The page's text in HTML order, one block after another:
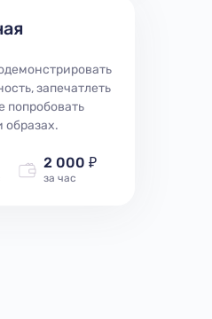
запечатлеть
попробовать
образах.
2 000 ₽
за час